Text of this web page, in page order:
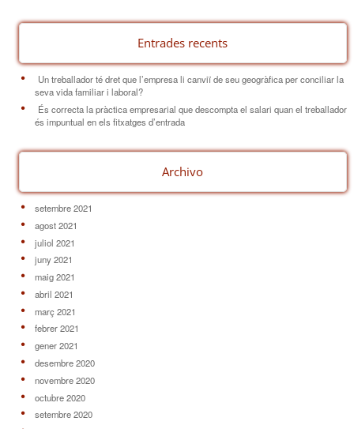
Entrades recents
Un treballador té dret que l’empresa li canviï de seu geogràfica per conciliar la
seva vida familiar i laboral?
És correcta la pràctica empresarial que descompta el salari quan el treballador
és impuntual en els fitxatges d’entrada
Archivo
setembre 2021
agost 2021
juliol 2021
juny 2021
maig 2021
abril 2021
març 2021
febrer 2021
gener 2021
desembre 2020
novembre 2020
octubre 2020
setembre 2020